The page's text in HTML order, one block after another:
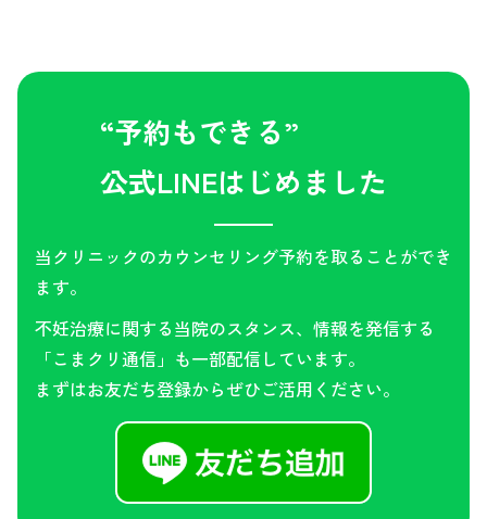
“予約もできる”
公式LINEはじめました
当クリニックのカウンセリング予約を取ることができ
ます。
不妊治療に関する当院のスタンス、情報を発信する
「こまクリ通信」も一部配信しています。
まずはお友だち登録からぜひご活用ください。